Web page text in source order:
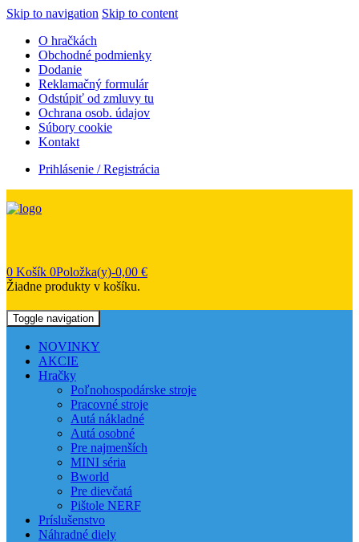
Skip to navigation Skip to content
O hračkách
Obchodné podmienky
Dodanie
Reklamačný formulár
Odstúpiť od zmluvy tu
Ochrana osob. údajov
Súbory cookie
Kontakt
Prihlásenie / Registrácia
0 Košík 0Položka(y)-0,00 €
Žiadne produkty v košíku.
Toggle navigation
NOVINKY
AKCIE
Hračky
Poľnohospodárske stroje
Pracovné stroje
Autá nákladné
Autá osobné
Pre najmenších
MINI séria
Bworld
Pre dievčatá
Pištole NERF
Príslušenstvo
Náhradné diely